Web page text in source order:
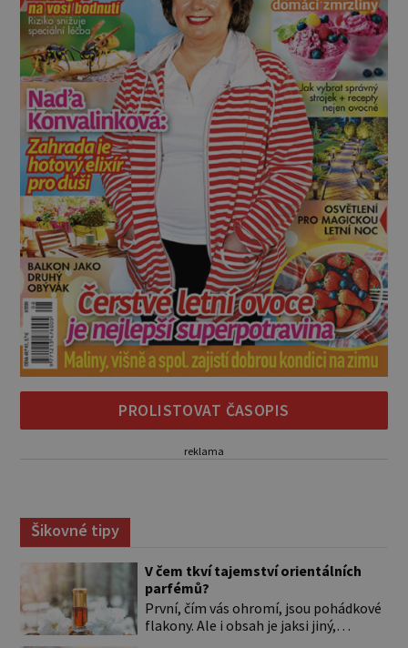
PROLISTOVAT ČASOPIS
reklama
Šikovné tipy
V čem tkví tajemství orientálních
parfémů?
První, čím vás ohromí, jsou pohádkové
flakony. Ale i obsah je jaksi jiný,